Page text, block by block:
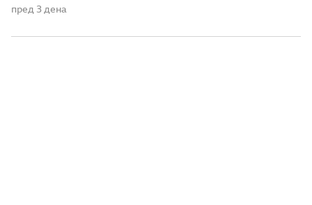
национални и државни интереси. По седумгодишното
впечаток дека е сериозна опозиција. Но, граѓаните
пред 3 дена